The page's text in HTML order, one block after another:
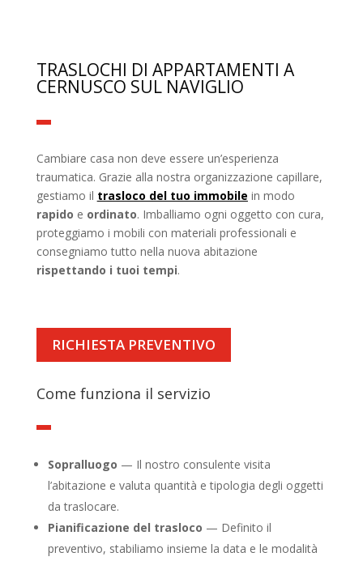
TRASLOCHI DI APPARTAMENTI A
CERNUSCO SUL NAVIGLIO
Cambiare casa non deve essere un’esperienza
traumatica. Grazie alla nostra organizzazione capillare,
gestiamo il trasloco del tuo immobile in modo
rapido e ordinato. Imballiamo ogni oggetto con cura,
proteggiamo i mobili con materiali professionali e
consegniamo tutto nella nuova abitazione
rispettando i tuoi tempi.
RICHIESTA PREVENTIVO
Come funziona il servizio
Sopralluogo — Il nostro consulente visita
l’abitazione e valuta quantità e tipologia degli oggetti
da traslocare.
Pianificazione del trasloco — Definito il
preventivo, stabiliamo insieme la data e le modalità